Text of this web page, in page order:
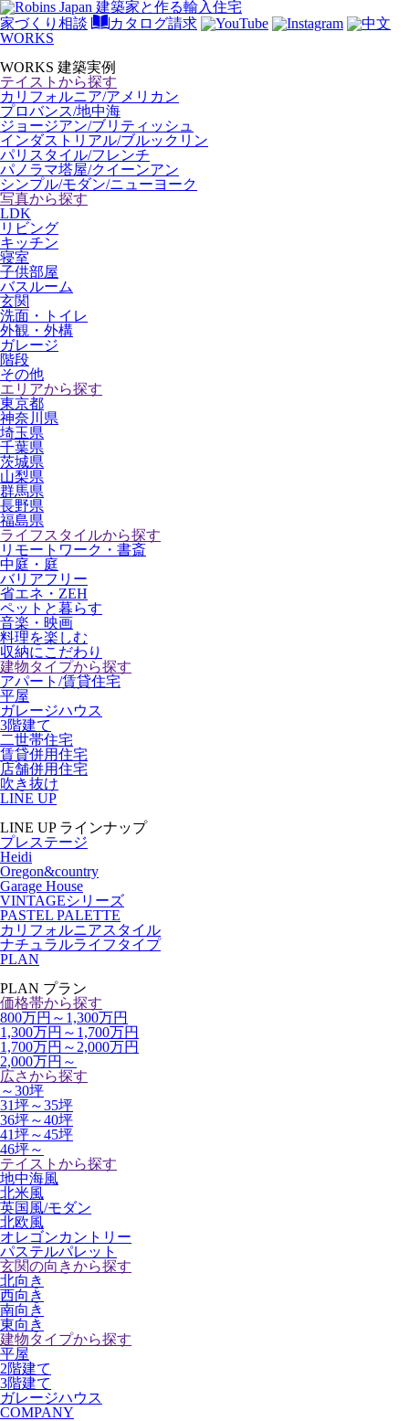
家づくり相談
カタログ請求
WORKS
WORKS 建築実例
テイストから探す
カリフォルニア/アメリカン
プロバンス/地中海
ジョージアン/ブリティッシュ
インダストリアル/ブルックリン
パリスタイル/フレンチ
パノラマ塔屋/クイーンアン
シンプル/モダン/ニューヨーク
写真から探す
LDK
リビング
キッチン
寝室
子供部屋
バスルーム
玄関
洗面・トイレ
外観・外構
ガレージ
階段
その他
エリアから探す
東京都
神奈川県
埼玉県
千葉県
茨城県
山梨県
群馬県
長野県
福島県
ライフスタイルから探す
リモートワーク・書斎
中庭・庭
バリアフリー
省エネ・ZEH
ペットと暮らす
音楽・映画
料理を楽しむ
収納にこだわり
建物タイプから探す
アパート/賃貸住宅
平屋
ガレージハウス
3階建て
二世帯住宅
賃貸併用住宅
店舗併用住宅
吹き抜け
LINE UP
LINE UP ラインナップ
プレステージ
Heidi
Oregon&country
Garage House
VINTAGEシリーズ
PASTEL PALETTE
カリフォルニアスタイル
ナチュラルライフタイプ
PLAN
PLAN プラン
価格帯から探す
800万円～1,300万円
1,300万円～1,700万円
1,700万円～2,000万円
2,000万円～
広さから探す
～30坪
31坪～35坪
36坪～40坪
41坪～45坪
46坪～
テイストから探す
地中海風
北米風
英国風/モダン
北欧風
オレゴンカントリー
パステルパレット
玄関の向きから探す
北向き
西向き
南向き
東向き
建物タイプから探す
平屋
2階建て
3階建て
ガレージハウス
COMPANY